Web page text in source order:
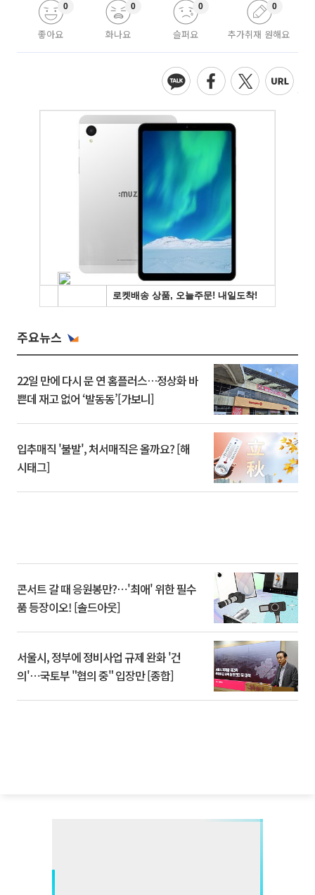
좋아요
0
화나요
0
슬퍼요
0
추가취재 원해요
0
주요뉴스
22일 만에 다시 문 연 홈플러스…정상화 바
쁜데 재고 없어 ‘발동동’[가보니]
입추매직 '불발', 처서매직은 올까요? [해
시태그]
콘서트 갈 때 응원봉만?⋯'최애' 위한 필수
품 등장이오! [솔드아웃]
서울시, 정부에 정비사업 규제 완화 '건
의'⋯국토부 "협의 중" 입장만 [종합]